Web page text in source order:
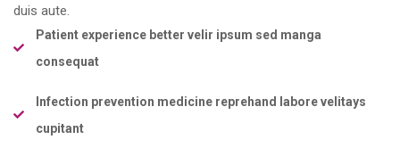
duis aute.
Patient experience better velir ipsum sed manga
consequat
Infection prevention medicine reprehand labore velitays
cupitant